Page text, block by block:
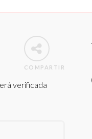
COMPARTIR
verificada